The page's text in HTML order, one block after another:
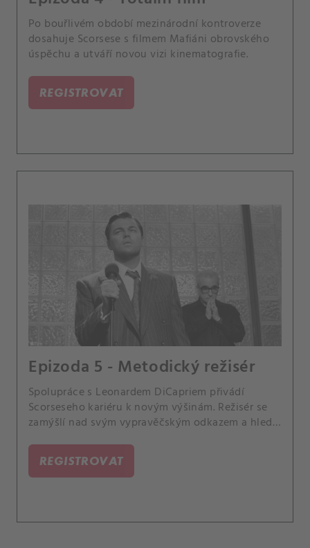
Po bouřlivém období mezinárodní kontroverze
dosahuje Scorsese s filmem Mafiáni obrovského
úspěchu a utváří novou vizi kinematografie.
REGISTROVAT
Epizoda 5 - Metodický režisér
Spolupráce s Leonardem DiCapriem přivádí
Scorseseho kariéru k novým výšinám. Režisér se
zamýšlí nad svým vypravěčským odkazem a hledí
REGISTROVAT